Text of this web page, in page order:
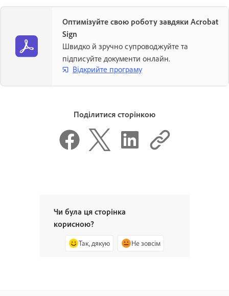
Оптимізуйте свою роботу завдяки Acrobat
Sign
Швидко й зручно супроводжуйте та
підписуйте документи онлайн.
Відкрийте програму
Поділитися сторінкою
Чи була ця сторінка
корисною?
Так, дякую Не зовсім